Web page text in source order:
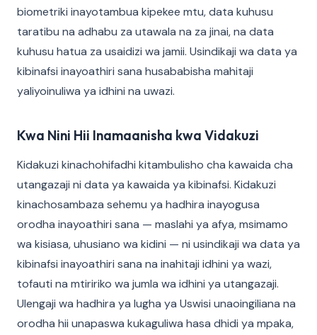
biometriki inayotambua kipekee mtu, data kuhusu
taratibu na adhabu za utawala na za jinai, na data
kuhusu hatua za usaidizi wa jamii. Usindikaji wa data ya
kibinafsi inayoathiri sana husababisha mahitaji
yaliyoinuliwa ya idhini na uwazi.
Kwa Nini Hii Inamaanisha kwa Vidakuzi
Kidakuzi kinachohifadhi kitambulisho cha kawaida cha
utangazaji ni data ya kawaida ya kibinafsi. Kidakuzi
kinachosambaza sehemu ya hadhira inayogusa
orodha inayoathiri sana — maslahi ya afya, msimamo
wa kisiasa, uhusiano wa kidini — ni usindikaji wa data ya
kibinafsi inayoathiri sana na inahitaji idhini ya wazi,
tofauti na mtiririko wa jumla wa idhini ya utangazaji.
Ulengaji wa hadhira ya lugha ya Uswisi unaoingiliana na
orodha hii unapaswa kukaguliwa hasa dhidi ya mpaka,